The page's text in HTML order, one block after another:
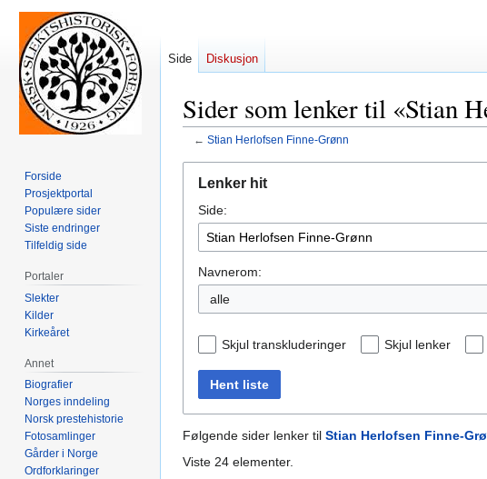
Sider som lenker til «Stian
← Stian Herlofsen Finne-Grønn
navigering
søk
Lenker hit
Side:
Navnerom:
alle
Skjul transkluderinger Skjul lenker
Hent liste
Følgende sider lenker til Stian Herlofsen Finne-
Viste 24 elementer.
Side Diskusjon
Forside
Prosjektportal
Populære sider
Siste endringer
Tilfeldig side
Portaler
Slekter
Kilder
Kirkeåret
Annet
Biografier
Norges inndeling
Norsk prestehistorie
Fotosamlinger
Gårder i Norge
Ordforklaringer